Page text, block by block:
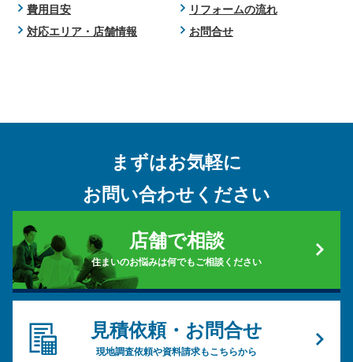
費用目安
リフォームの流れ
対応エリア・店舗情報
お問合せ
まずはお気軽に
お問い合わせください
店舗で相談
住まいのお悩みは何でもご相談ください
見積依頼・お問合せ
現地調査依頼や資料請求もこちらから